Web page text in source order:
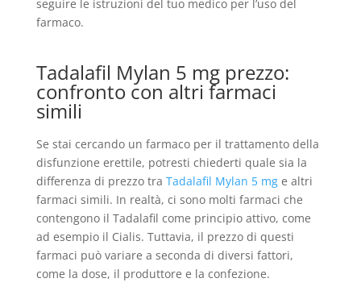
seguire le istruzioni del tuo medico per l’uso del
farmaco.
Tadalafil Mylan 5 mg prezzo:
confronto con altri farmaci
simili
Se stai cercando un farmaco per il trattamento della
disfunzione erettile, potresti chiederti quale sia la
differenza di prezzo tra Tadalafil Mylan 5 mge altri
farmaci simili. In realtà, ci sono molti farmaci che
contengono il Tadalafil come principio attivo, come
ad esempio il Cialis. Tuttavia, il prezzo di questi
farmaci può variare a seconda di diversi fattori,
come la dose, il produttore e la confezione.